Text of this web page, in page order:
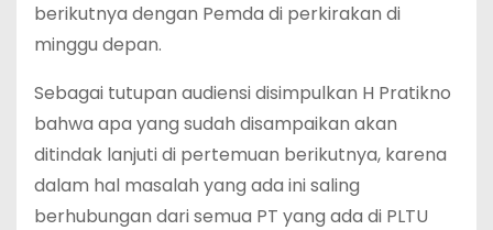
berikutnya dengan Pemda di perkirakan di
minggu depan.
Sebagai tutupan audiensi disimpulkan H Pratikno
bahwa apa yang sudah disampaikan akan
ditindak lanjuti di pertemuan berikutnya, karena
dalam hal masalah yang ada ini saling
berhubungan dari semua PT yang ada di PLTU